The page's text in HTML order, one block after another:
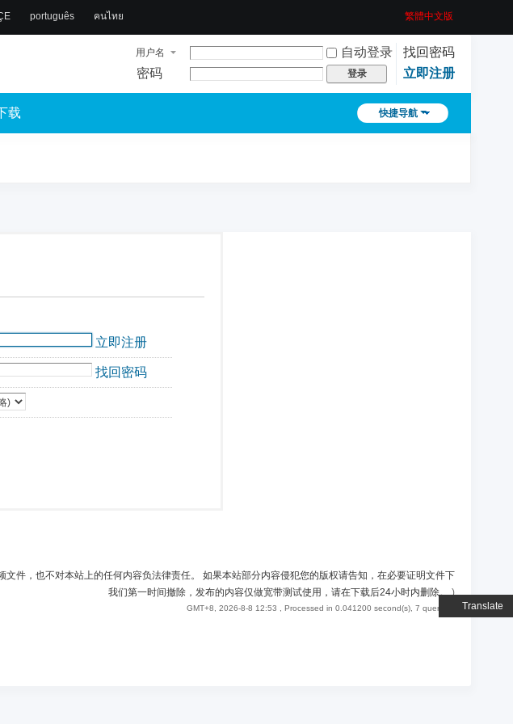
Translate
português คนไทย 繁體中文版
用户名 自动登录
找回密码
密码
登录 立即注册
快捷导航
载
立即注册
找回密码
件，也不对本站上的任何内容负法律责任。 如果本站部分内容侵犯您的版权请告知，在必要证明文件下
我们第一时间撤除，发布的内容仅做宽带测试使用，请在下载后24小时内删除。)
GMT+8, 2026-8-8 12:53 , Processed in 0.041200 second(s), 7 queries .